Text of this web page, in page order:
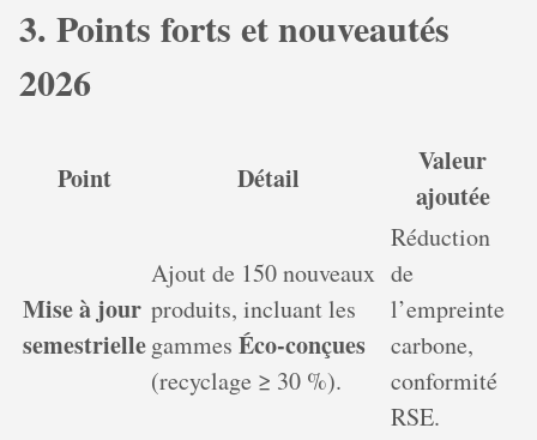
3. Points forts et nouveautés
2026
Point Détail
Valeur
ajoutée
Mise à jour
semestrielle
Ajout de 150 nouveaux
produits, incluant les
gammes Éco-conçues
(recyclage ≥ 30 %).
Réduction
de
l’empreinte
carbone,
conformité
RSE.